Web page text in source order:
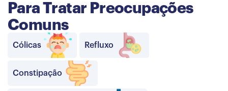
Para Tratar Preocupações
Comuns
Cólicas Refluxo
Constipação